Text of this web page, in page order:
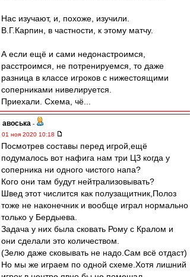
Нас изучают, и, похоже, изучили.
В.Г.Карпин, в частности, к этому матчу.
А если ещё и сами недонастроимся,
расстроимся, не потренируемся, то даже
разница в классе игроков с нижестоящими
соперниками нивелируется.
Приехали. Схема, чё...
авоська -
01 ноя 2020 10:18
Посмотрев составы перед игрой,ещё
подумалось вот нафига нам три ЦЗ когда у
соперника ни одного чистого напа?
Кого они там будут нейтрализовывать?
Швед этот числится как полузащитник,Полоз
тоже не наконечник и вообще играл нормально
только у Бердыева.
Задача у них была сковать Рому с Кралом и
они сделали это количеством.
(Зелю даже сковывать не надо.Сам всё отдаст)
Но мы же играем по одной схеме.Хотя лишний